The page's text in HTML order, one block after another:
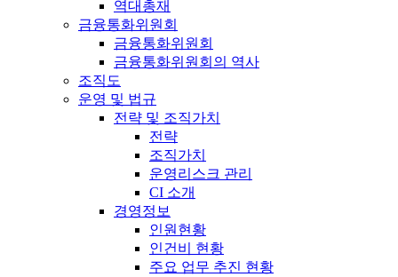
역대총재
금융통화위원회
금융통화위원회
금융통화위원회의 역사
조직도
운영 및 법규
전략 및 조직가치
전략
조직가치
운영리스크 관리
CI 소개
경영정보
인원현황
인건비 현황
주요 업무 추진 현황